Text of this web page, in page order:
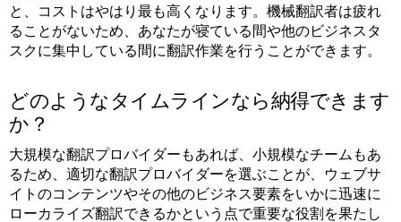
と、コストはやはり最も高くなります。機械翻訳者は疲れ
ることがないため、あなたが寝ている間や他のビジネスタ
スクに集中している間に翻訳作業を行うことができます。
どのようなタイムラインなら納得できます
か？
大規模な翻訳プロバイダーもあれば、小規模なチームもあ
るため、適切な翻訳プロバイダーを選ぶことが、ウェブサ
イトのコンテンツやその他のビジネス要素をいかに迅速に
ローカライズ翻訳できるかという点で重要な役割を果たし